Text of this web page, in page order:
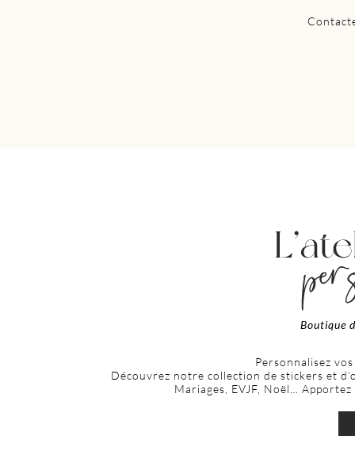
Boutique
Personnalisez
Découvrez notre collection de stickers et
Mariages, EVJF, Noël…